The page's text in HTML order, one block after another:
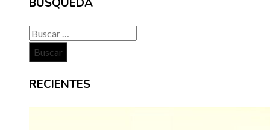
Buscar:
RECIENTES